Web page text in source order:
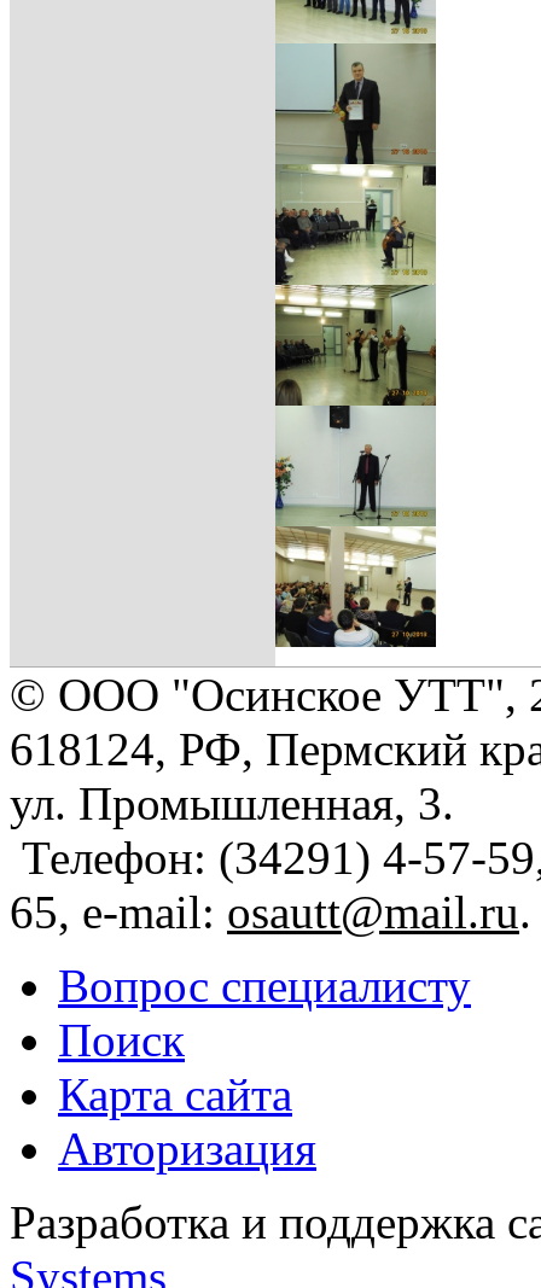
© ООО "Осинское УТТ",
618124, РФ, Пермский
ул. Промышленная, 3.
Телефон: (34291) 4-57-
65, e-mail: osautt@mail.ru.
Вопрос специалисту
Поиск
Карта сайта
Авторизация
Разработка и поддержка
Systems